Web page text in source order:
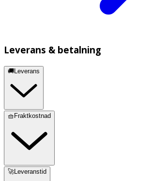
Leverans & betalning
🚚Leverans
🧺Fraktkostnad
🚀Leveranstid